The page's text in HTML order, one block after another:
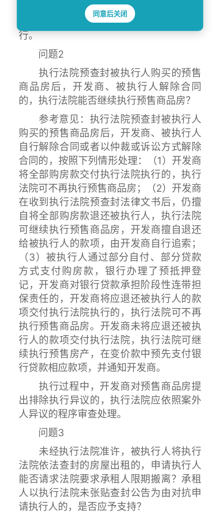
办理执行异议和复议案件若干问题的规
定》第二十八条或第二十九条规定排除执
行。
问题2
执行法院预查封被执行人购买的预售
商品房后，开发商、被执行人解除合同
的，执行法院能否继续执行预售商品房？
参考意见：执行法院预查封被执行人
购买的预售商品房后，开发商、被执行人
自行解除合同或者以仲裁或诉讼方式解除
合同的，按照下列情形处理：（1）开发商
将全部购房款交付执行法院执行的，执行
法院可不再执行预售商品房；（2）开发商
在收到执行法院预查封法律文书后，仍擅
自将全部购房款退还被执行人，执行法院
可继续执行预售商品房，开发商擅自退还
给被执行人的款项，由开发商自行追索；
（3）被执行人通过部分自付、部分贷款
方式支付购房款，银行办理了预抵押登
记，开发商对银行贷款承担阶段性连带担
保责任的，开发商将应退还被执行人的款
项交付执行法院执行的，执行法院可不再
执行预售商品房。开发商未将应退还被执
行人的款项交付执行法院，执行法院可继
续执行预售房产，在变价款中预先支付银
行贷款相应款项，并通知开发商。
执行过程中，开发商对预售商品房提
出排除执行异议的，执行法院应依照案外
人异议的程序审查处理。
问题3
未经执行法院准许，被执行人将执行
法院依法查封的房屋出租的，申请执行人
能否请求法院要求承租人限期搬离？承租
人以执行法院未张贴查封公告为由对抗申
请执行人的，是否应予支持？
同意后关闭